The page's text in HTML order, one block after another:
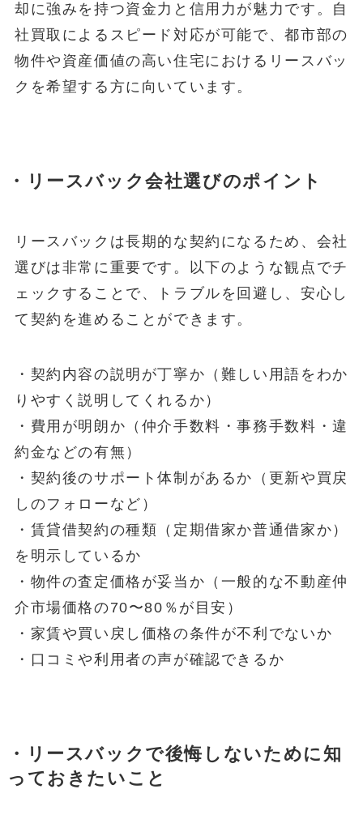
却に強みを持つ資金力と信用力が魅力です。自
社買取によるスピード対応が可能で、都市部の
物件や資産価値の高い住宅におけるリースバッ
クを希望する方に向いています。
・リースバック会社選びのポイント
リースバックは長期的な契約になるため、会社
選びは非常に重要です。以下のような観点でチ
ェックすることで、トラブルを回避し、安心し
て契約を進めることができます。
・契約内容の説明が丁寧か（難しい用語をわか
りやすく説明してくれるか）
・費用が明朗か（仲介手数料・事務手数料・違
約金などの有無）
・契約後のサポート体制があるか（更新や買戻
しのフォローなど）
・賃貸借契約の種類（定期借家か普通借家か）
を明示しているか
・物件の査定価格が妥当か（一般的な不動産仲
介市場価格の70〜80％が目安）
・家賃や買い戻し価格の条件が不利でないか
・口コミや利用者の声が確認できるか
・リースバックで後悔しないために知
っておきたいこと